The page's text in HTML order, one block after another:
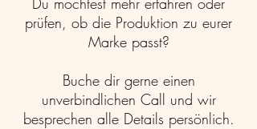
prüfen, ob die Produktion zu eurer
Marke passt?
Buche dir gerne einen
unverbindlichen Call und wir
besprechen alle Details persönlich.